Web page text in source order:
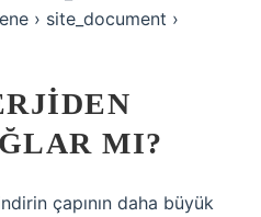
› site_document ›
MI?
çapının daha büyük